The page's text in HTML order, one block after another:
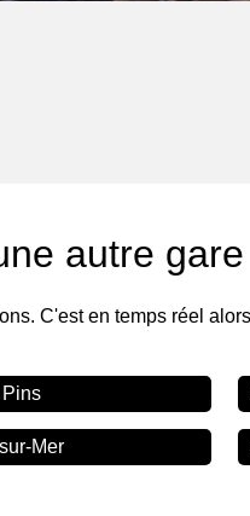
autre gare
C'est en temps réel
Mer